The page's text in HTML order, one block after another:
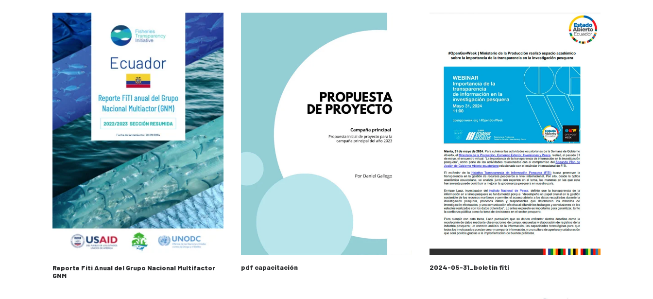
Reporte Fiti Anual del Grupo Nacional Multifactor
GNM
pdf capacitación 2024-05-31_boletin fiti